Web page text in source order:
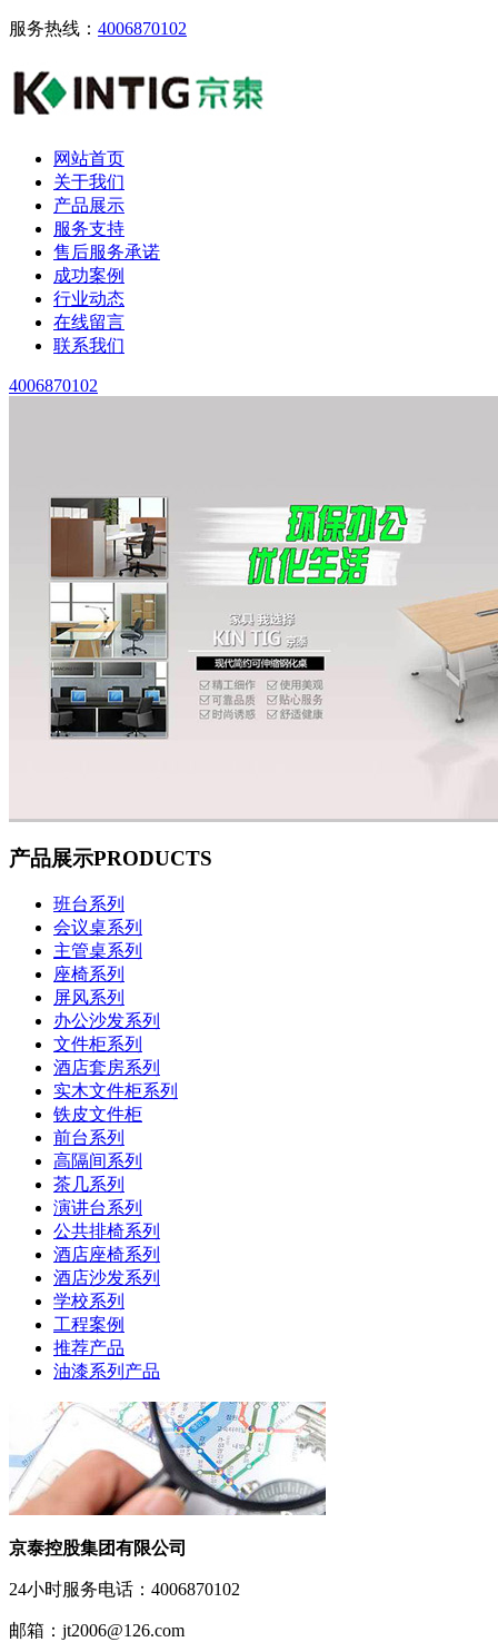
服务热线： 4006870102
网站首页
关于我们
产品展示
服务支持
售后服务承诺
成功案例
行业动态
在线留言
联系我们
4006870102
产品展示PRODUCTS
班台系列
会议桌系列
主管桌系列
座椅系列
屏风系列
办公沙发系列
文件柜系列
酒店套房系列
实木文件柜系列
铁皮文件柜
前台系列
高隔间系列
茶几系列
演讲台系列
公共排椅系列
酒店座椅系列
酒店沙发系列
学校系列
工程案例
推荐产品
油漆系列产品
京泰控股集团有限公司
24小时服务电话：4006870102
邮箱：jt2006@126.com